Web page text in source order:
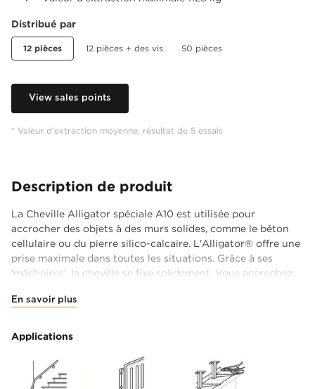
Distribué par
12 pièces 12 pièces + des vis 50 pièces
View sales points
* Valeur d'extraction moyenne, résultat de 5 essais
Description de produit
La Cheville Alligator spéciale A10 est utilisée pour
accrocher des objets à des murs solides, comme le béton
cellulaire ou du pierre silico-calcaire. L'Alligator® offre une
prise maximale dans toutes les situations. Grâce à ses
'mâchoires', la cheville se fixe solidement. Vous accrochez
chocs et aux vibrations et supporte une charge maximale
moyennement lourds comme un télé avec un support mural
rotatif et inclinable, un chaudière chauffage central, un
En savoir plus
Applications